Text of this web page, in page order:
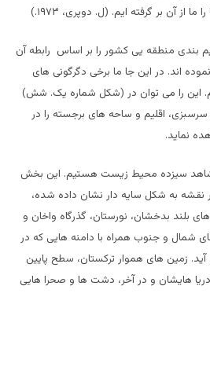
آن بر گرفته ایم. (ل. دوپری، ۱۹۷۳.)
بندی منطقه یی کشور را بر اساس رابطه آن
اند. در این جا ما برخی دگرگونی های
این را می توان در (شکل شماره یک. شش)
اقلیم و ساحه های برجسته را در
نماید.
سیزده محیط زیست هستیم. این بخش
نقشه به شکل سایه دار نشان داده شده،
بلند بدخشان، نورستان، گذرگاه واخان و
شمال و جنوب همراه با دامنه هایی که در
زمین های هموار ترکستان، سطح پایین
هایشان و در آخر، دشت ها و صحرا هایی